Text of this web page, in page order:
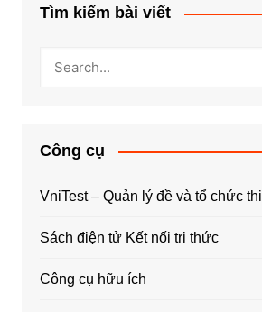
Tìm kiếm bài viết
Công cụ
VniTest – Quản lý đề và tổ chức thi
Sách điện tử Kết nối tri thức
Công cụ hữu ích